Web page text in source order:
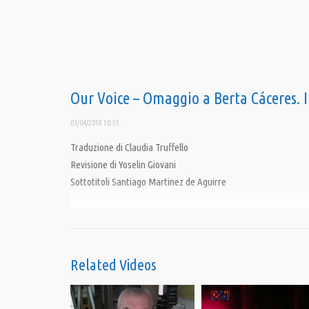
Our Voice – Omaggio a Berta
03/04/2018 10:55
Traduzione di Claudia Truffello
Revisione di Yoselin Giovani
Sottotitoli Santiago Martinez de Aguirre
leader del consiglio civico delle organizzazioni popolari e
Condividi
Related Videos